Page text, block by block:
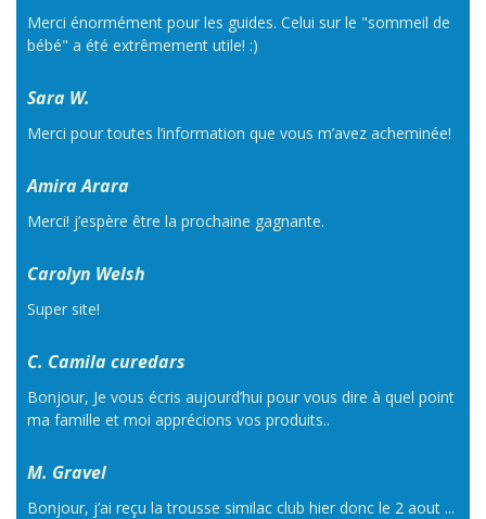
Merci énormément pour les guides. Celui sur le "sommeil de
bébé" a été extrêmement utile! :)
Sara W.
Merci pour toutes l’information que vous m’avez acheminée!
Amira Arara
Merci! j’espère être la prochaine gagnante.
Carolyn Welsh
Super site!
C. Camila curedars
Bonjour, Je vous écris aujourd’hui pour vous dire à quel point
ma famille et moi apprécions vos produits..
M. Gravel
Bonjour, j’ai reçu la trousse similac club hier donc le 2 aout ...